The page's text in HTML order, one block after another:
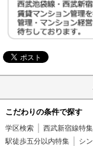
こだわりの条件で探す
学区検索 西武新宿線特集
駅徒歩五分以内特集
シ